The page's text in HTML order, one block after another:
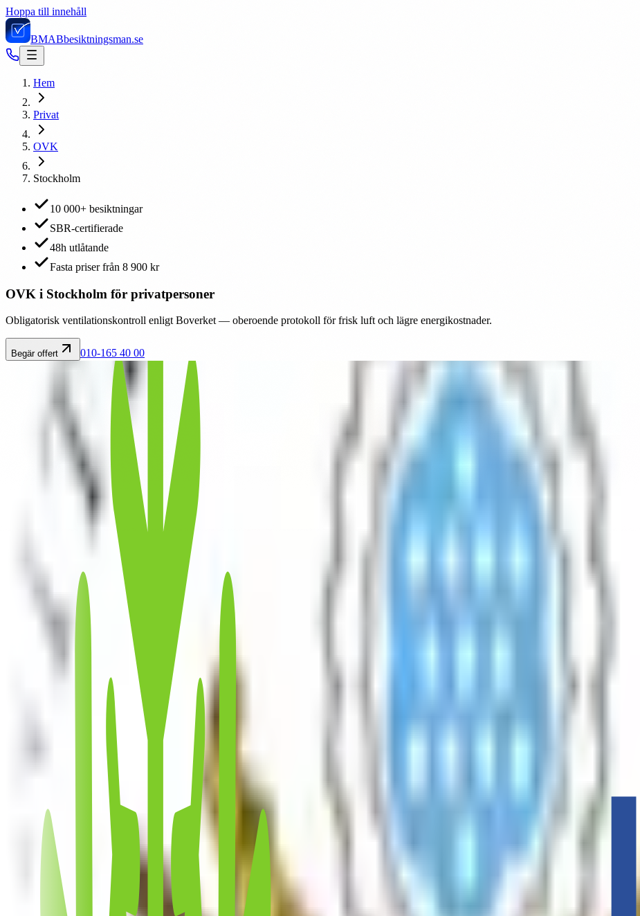
Hoppa till innehåll
BMABbesiktningsman.se
Hem
Privat
OVK
Stockholm
10 000+ besiktningar
SBR-certifierade
48h utlåtande
Fasta priser från 8 900 kr
OVK i Stockholm för privatpersoner
Obligatorisk ventilationskontroll enligt Boverket — oberoende protokoll för frisk luft och lägre energikostnader.
Begär offert 010-165 40 00